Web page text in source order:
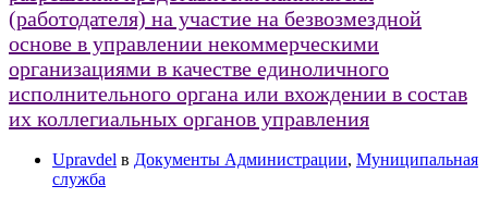
(работодателя) на участие на безвозмездной
основе в управлении некоммерческими
организациями в качестве единоличного
исполнительного органа или вхождении в состав
их коллегиальных органов управления
Upravdel в Документы Администрации, Муниципальная
служба